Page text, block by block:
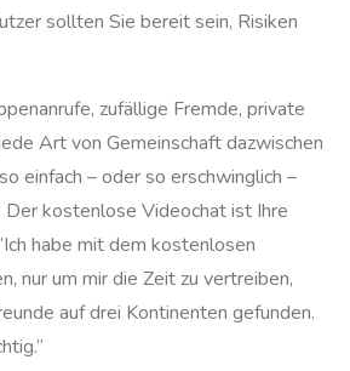
sollten Sie bereit sein, Risiken
zufällige Fremde, private
Art von Gemeinschaft dazwischen
einfach – oder so erschwinglich –
Der kostenlose Videochat ist Ihre
habe mit dem kostenlosen
nur um mir die Zeit zu vertreiben,
auf drei Kontinenten gefunden.